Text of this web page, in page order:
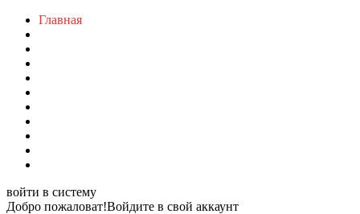
Главная
войти в систему
Добро пожаловат!Войдите в свой аккаунт